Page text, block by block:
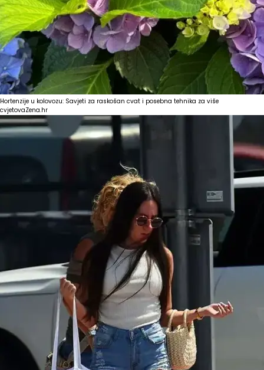
Hortenzije u kolovozu: Savjeti za raskošan cvat i posebna tehnika za više
cvjetovaZena.hr